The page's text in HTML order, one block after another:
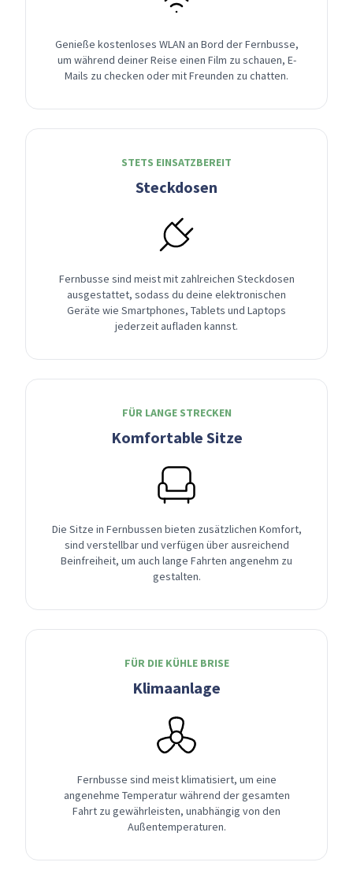
Genieße kostenloses WLAN an Bord der Fernbusse,
um während deiner Reise einen Film zu schauen, E-
Mails zu checken oder mit Freunden zu chatten.
STETS EINSATZBEREIT
Steckdosen
Fernbusse sind meist mit zahlreichen Steckdosen
ausgestattet, sodass du deine elektronischen
Geräte wie Smartphones, Tablets und Laptops
jederzeit aufladen kannst.
FÜR LANGE STRECKEN
Komfortable Sitze
Die Sitze in Fernbussen bieten zusätzlichen Komfort,
sind verstellbar und verfügen über ausreichend
Beinfreiheit, um auch lange Fahrten angenehm zu
gestalten.
FÜR DIE KÜHLE BRISE
Klimaanlage
Fernbusse sind meist klimatisiert, um eine
angenehme Temperatur während der gesamten
Fahrt zu gewährleisten, unabhängig von den
Außentemperaturen.